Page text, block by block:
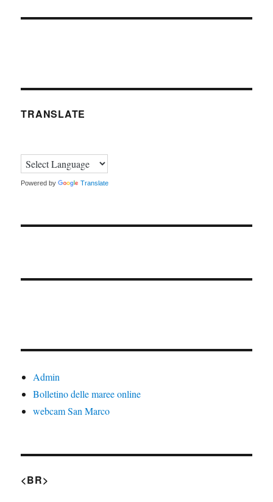
TRANSLATE
Powered by Translate
Admin
Bolletino delle maree online
webcam San Marco
<BR>